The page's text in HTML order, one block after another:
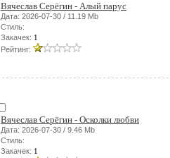
Вячеслав Серёгин - Алый парус
Дата: 2026-07-30 / 11.19 Mb
Стиль:
Закачек: 1
Рейтинг:
Вячеслав Серёгин - Осколки любви
Дата: 2026-07-30 / 9.46 Mb
Стиль:
Закачек: 1